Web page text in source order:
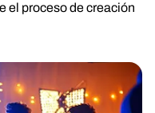
el proceso de creación